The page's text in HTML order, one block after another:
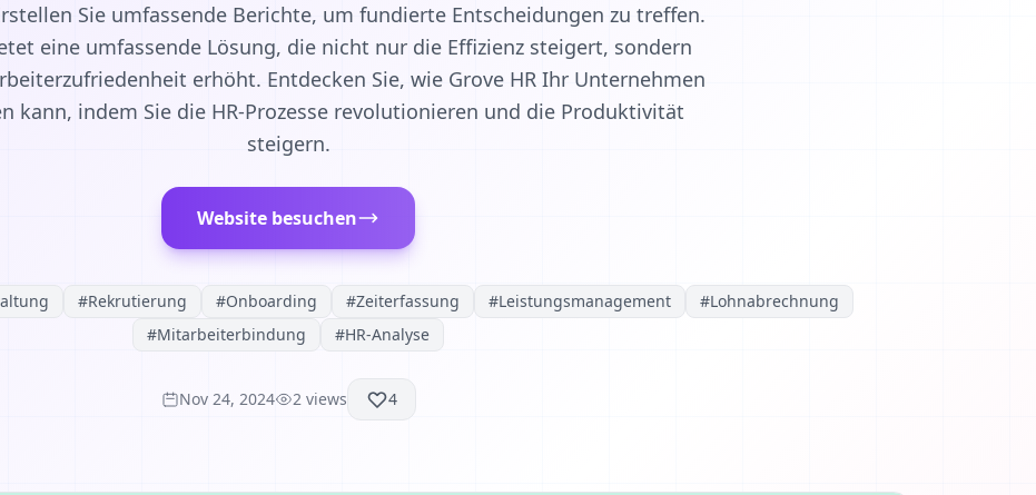
Sie umfassende Berichte, um fundierte Entscheidungen zu treffen.
eine umfassende Lösung, die nicht nur die Effizienz steigert, sondern
erhöht. Entdecken Sie, wie Grove HR Ihr Unternehmen
kann, indem Sie die HR-Prozesse revolutionieren und die Produktivität
steigern.
Website besuchen
#Rekrutierung #Onboarding #Zeiterfassung #Leistungsmanagement #Lohnabrechnung
#Mitarbeiterbindung #HR-Analyse
Nov 24, 2024 2views 4